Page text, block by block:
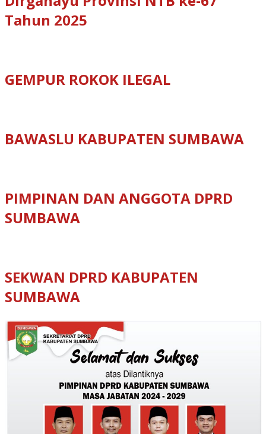
Tahun 2025
GEMPUR ROKOK ILEGAL
BAWASLU KABUPATEN SUMBAWA
PIMPINAN DAN ANGGOTA DPRD
SUMBAWA
SEKWAN DPRD KABUPATEN
SUMBAWA